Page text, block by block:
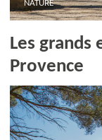
NATURE
Les grands
Provence